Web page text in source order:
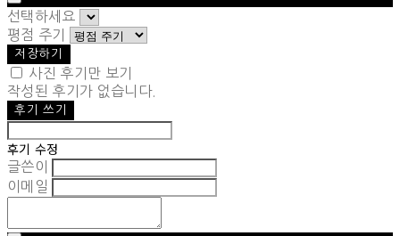
선택하세요
평점 주기
저장하기
사진 후기만 보기
작성된 후기가 없습니다.
후기 쓰기
후기 수정
글쓴이
이메일